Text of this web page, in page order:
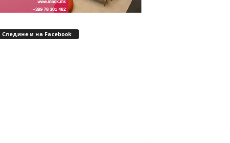
Следине и на Facebook